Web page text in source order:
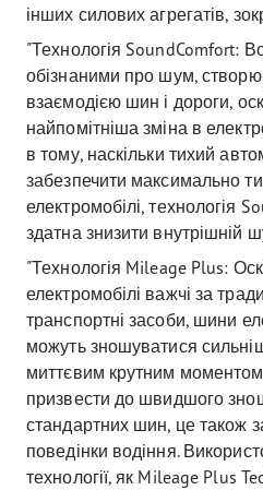
інших силових агрегатів,
"Технологія SoundComfort:
обізнаними про шум,
взаємодією шин і дороги,
найпомітніша зміна в
в тому, наскільки тихий
забезпечити максимально
електромобілі, технологія
здатна знизити внутрішній
"Технологія Mileage Plus:
електромобілі важчі за
транспортні засоби, шини
можуть зношуватися
миттєвим крутним
призвести до швидшого
стандартних шин, це також
поведінки водіння.
технології, як Mileage Plus